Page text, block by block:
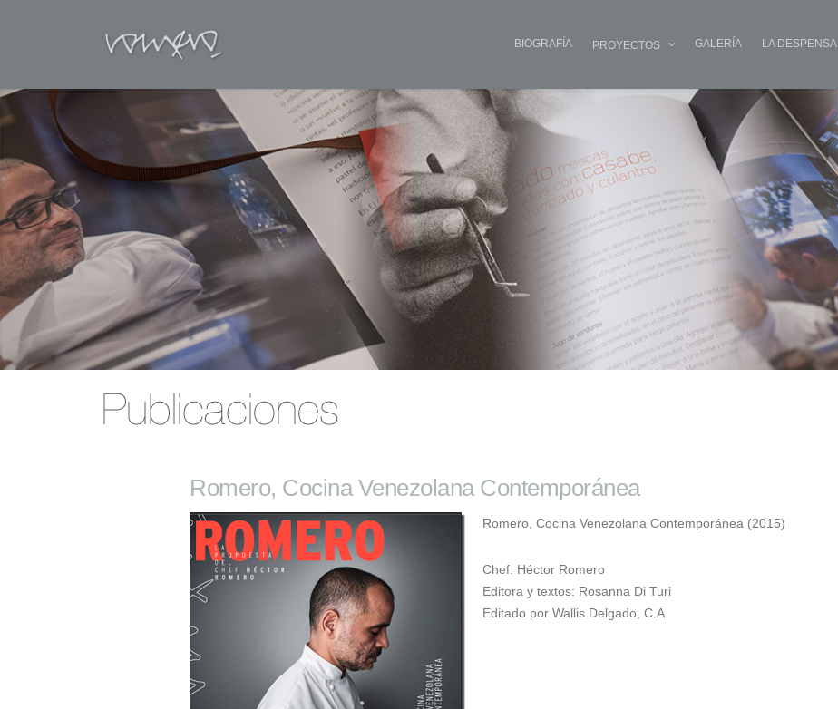
BIOGRAFÍA PROYECTOS GALERÍA LA DESPENSA
Romero, Cocina Venezolana Contemporánea
Romero, Cocina Venezolana Contemporánea (2015)
Chef: Héctor Romero
Editora y textos: Rosanna Di Turi
Editado por Wallis Delgado, C.A.